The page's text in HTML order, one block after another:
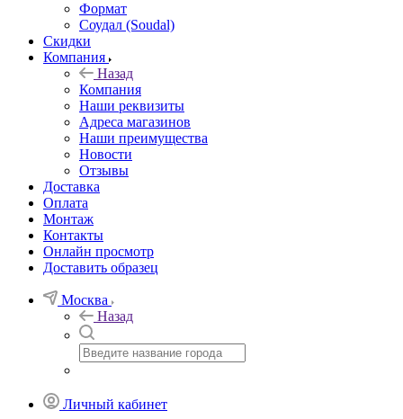
Формат
Соудал (Soudal)
Скидки
Компания
Назад
Компания
Наши реквизиты
Адреса магазинов
Наши преимущества
Новости
Отзывы
Доставка
Оплата
Монтаж
Контакты
Онлайн просмотр
Доставить образец
Москва
Назад
Личный кабинет